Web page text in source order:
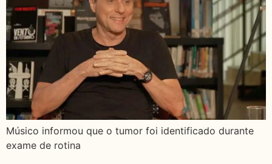
Músico informou que o tumor foi identificado durante
exame de rotina